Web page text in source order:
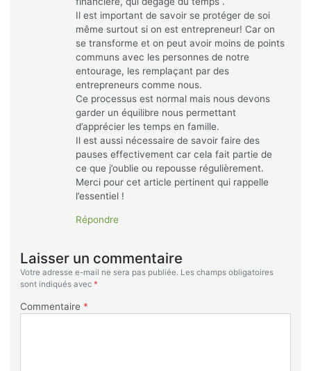
Il est important de savoir se protéger de soi
même surtout si on est entrepreneur! Car on
se transforme et on peut avoir moins de points
communs avec les personnes de notre
entourage, les remplaçant par des
entrepreneurs comme nous.
Ce processus est normal mais nous devons
garder un équilibre nous permettant
d’apprécier les temps en famille.
Il est aussi nécessaire de savoir faire des
pauses effectivement car cela fait partie de
ce que j’oublie ou repousse régulièrement.
Merci pour cet article pertinent qui rappelle
l’essentiel !
Répondre
Laisser un commentaire
Votre adresse e-mail ne sera pas publiée. Les champs obligatoires
sont indiqués avec *
Commentaire *